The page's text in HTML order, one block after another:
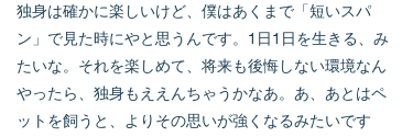
独身は確かに楽しいけど、僕はあくまで「短いスパ
ン」で見た時にやと思うんです。1日1日を生きる、み
たいな。それを楽しめて、将来も後悔しない環境なん
やったら、独身もええんちゃうかなあ。あ、あとはペ
ットを飼うと、よりその思いが強くなるみたいです